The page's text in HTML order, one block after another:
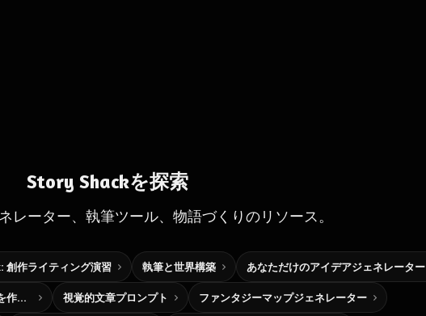
Story Shackを探索
レーター、執筆ツール、物語づくりのリソース。
創作ライティング演習 執筆と世界構築 あなただけのアイデアジェネレーター
自分だけの選択型アドベンチャーを作ろう 視覚的文章プロンプト ファンタジーマップジェネレーター